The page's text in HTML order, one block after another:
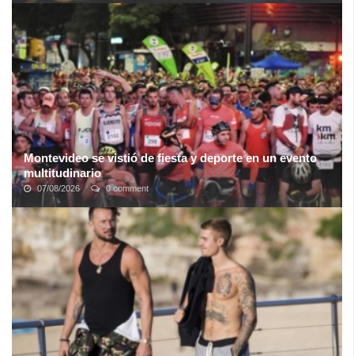
utilizan en su computadora. Chequean desde ahí su correo
electrónico, trabajan en conjunto ...
Montevideo se vistió de fiesta y deporte en un evento
multitudinario
07/08/2026 0 comment
Luego de 2 años de ausencia, los amantes del deporte pudieron
dar rienda suelta a la alegría en una nueva edición de la clásica
Maratón Montevideo"; ...